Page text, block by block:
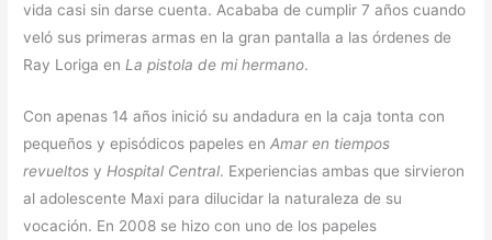
vida casi sin darse cuenta. Acababa de cumplir 7 años cuando
veló sus primeras armas en la gran pantalla a las órdenes de
Ray Loriga enLa pistola de mi hermano.
Con apenas 14 años inició su andadura en la caja tonta con
pequeños y episódicos papeles enAmar en tiempos
revueltos yHospital Central. Experiencias ambas que sirvieron
al adolescente Maxi para dilucidar la naturaleza de su
vocación. En 2008 se hizo con uno de los papeles